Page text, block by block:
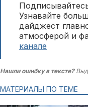
Узнавайте
дайджест
атмосферой и
канале
Нашли ошибку в тексте?
МАТЕРИАЛЫ ПО ТЕМЕ